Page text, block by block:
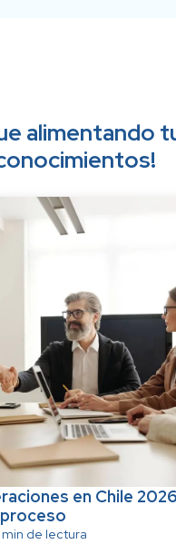
alimentando
en Chile
min de lectura